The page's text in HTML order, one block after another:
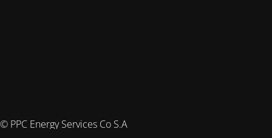
© PPC Energy Services Co S.A